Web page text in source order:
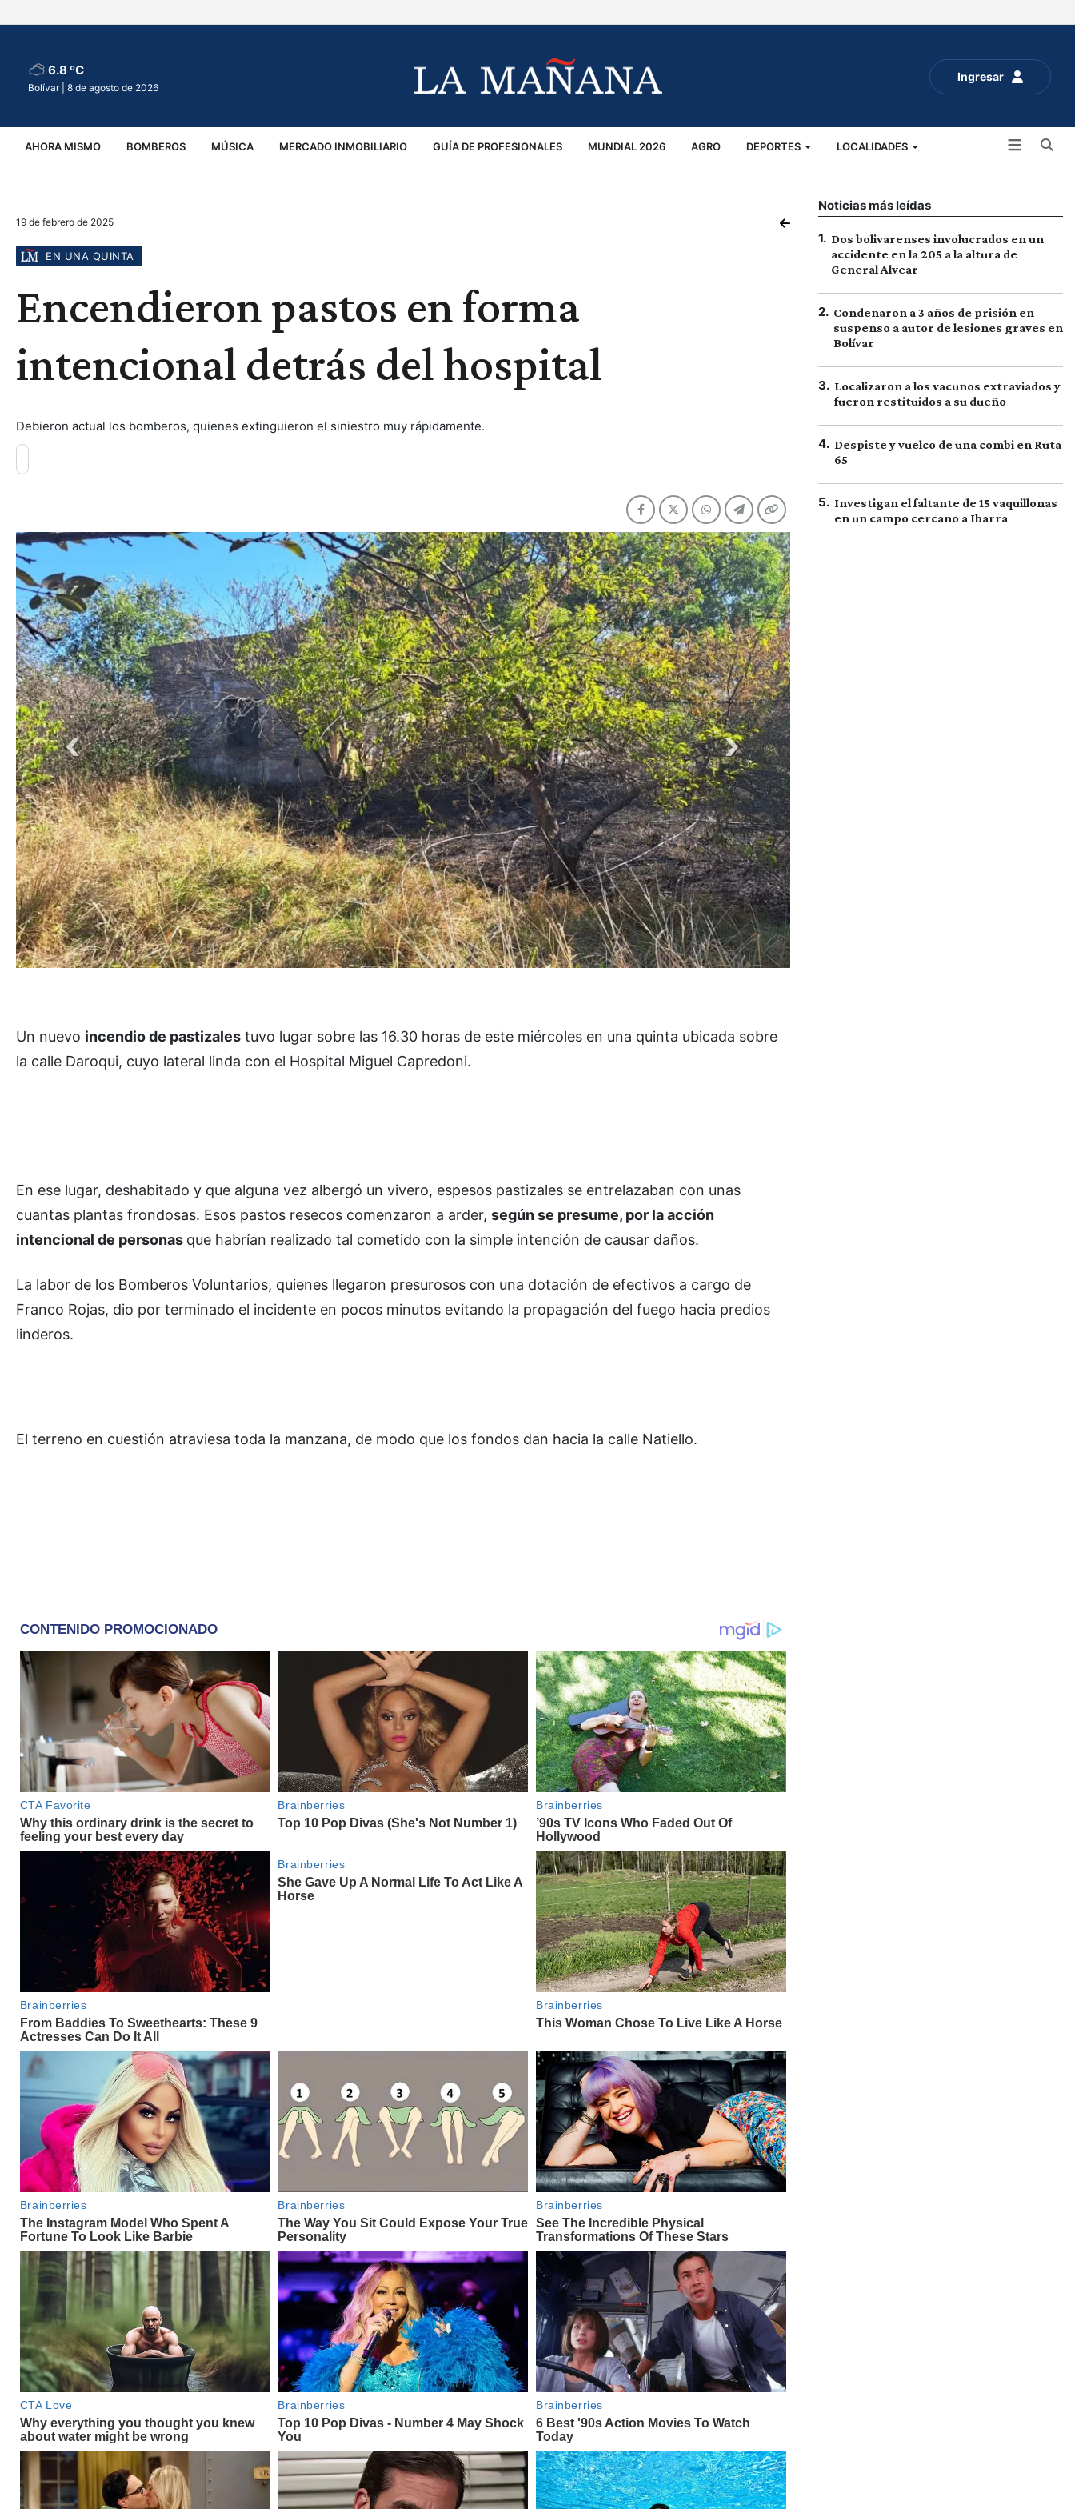
Ingresar
6.8 ºC
Bolívar | 8 de agosto de 2026
AHORA MISMO BOMBEROS MÚSICA MERCADO INMOBILIARIO GUÍA DE PROFESIONALES MUNDIAL 2026 AGRO DEPORTES LOCALIDADES
VIRALES ACCIDENTES
19 de febrero de 2025
EN UNA QUINTA
Encendieron pastos en forma
intencional detrás del hospital
Debieron actual los bomberos, quienes extinguieron el siniestro muy rápidamente.
Un nuevo incendio de pastizales tuvo lugar sobre las 16.30 horas de este miércoles en una quinta ubicada sobre
la calle Daroqui, cuyo lateral linda con el Hospital Miguel Capredoni.
En ese lugar, deshabitado y que alguna vez albergó un vivero, espesos pastizales se entrelazaban con unas
cuantas plantas frondosas. Esos pastos resecos comenzaron a arder, según se presume, por la acción
intencional de personas que habrían realizado tal cometido con la simple intención de causar daños.
La labor de los Bomberos Voluntarios, quienes llegaron presurosos con una dotación de efectivos a cargo de
Franco Rojas, dio por terminado el incidente en pocos minutos evitando la propagación del fuego hacia predios
linderos.
El terreno en cuestión atraviesa toda la manzana, de modo que los fondos dan hacia la calle Natiello.
Noticias más leídas
1. Dos bolivarenses involucrados en un
accidente en la 205 a la altura de
General Alvear
2. Condenaron a 3 años de prisión en
suspenso a autor de lesiones graves en
Bolívar
3. Localizaron a los vacunos extraviados y
fueron restituidos a su dueño
4. Despiste y vuelco de una combi en Ruta
65
5. Investigan el faltante de 15 vaquillonas
en un campo cercano a Ibarra